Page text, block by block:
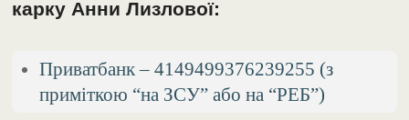
карку Анни Лизлової:
Приватбанк – 4149499376239255 (з
приміткою “на ЗСУ” або на “РЕБ”)